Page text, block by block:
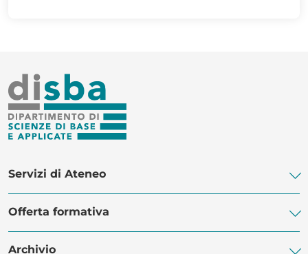
Modulistica docenti dottorandi
MASTER DISBA
Servizi di Ateneo
Biblioteca di Ateneo
Centro Linguistico di Ateneo
Offerta formativa
Archivio